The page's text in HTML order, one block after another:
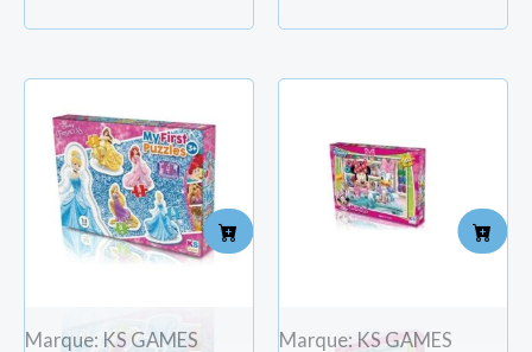
Marque: KS GAMES
Marque: KS GAMES